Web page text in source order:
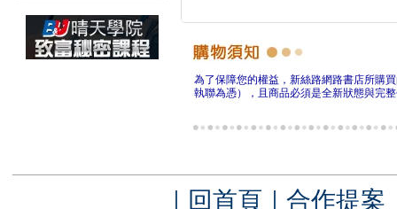
為了保障您的權益，新絲路網路書店所購
執聯為憑），且商品必須是全新狀態與完
｜ 回首頁 ｜ 合作提案